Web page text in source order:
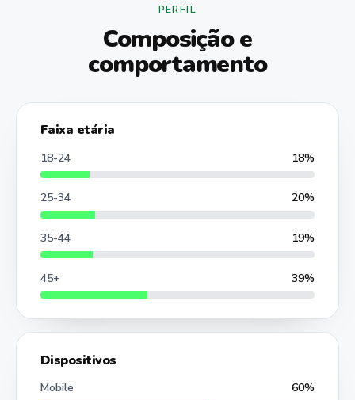
PERFIL
Composição e
comportamento
Faixa etária
18-24 18%
25-34 20%
35-44 19%
45+ 39%
Dispositivos
Mobile 60%